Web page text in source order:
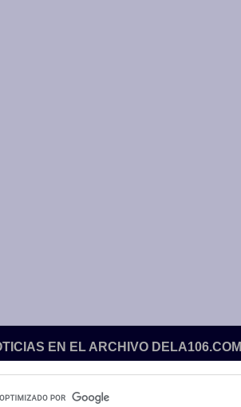
EN EL ARCHIVO DELA106.COM